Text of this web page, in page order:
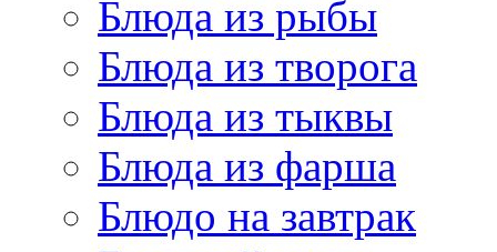
Блюда из рыбы
Блюда из творога
Блюда из тыквы
Блюда из фарша
Блюдо на завтрак